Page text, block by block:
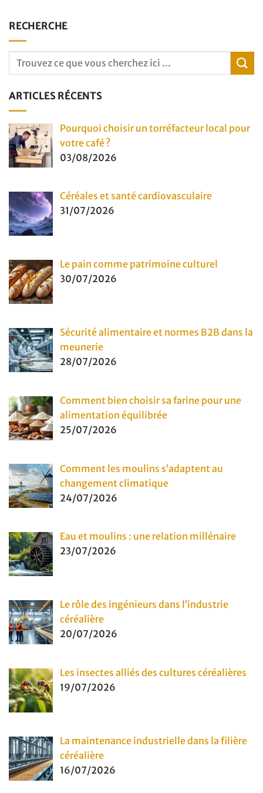
RECHERCHE
ARTICLES RÉCENTS
Pourquoi choisir un torréfacteur local pour
votre café ?
03/08/2026
Céréales et santé cardiovasculaire
31/07/2026
Le pain comme patrimoine culturel
30/07/2026
Sécurité alimentaire et normes B2B dans la
meunerie
28/07/2026
Comment bien choisir sa farine pour une
alimentation équilibrée
25/07/2026
Comment les moulins s’adaptent au
changement climatique
24/07/2026
Eau et moulins : une relation millénaire
23/07/2026
Le rôle des ingénieurs dans l’industrie
céréalière
20/07/2026
Les insectes alliés des cultures céréalières
19/07/2026
La maintenance industrielle dans la filière
céréalière
16/07/2026